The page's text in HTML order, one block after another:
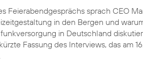
Feierabendgesprächs sprach CEO
in den Bergen und
in Deutschland
Fassung des Interviews, das am